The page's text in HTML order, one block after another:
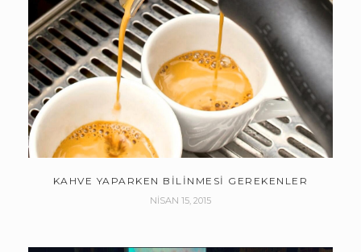
KAHVE YAPARKEN BILINMESI GEREKENLER
NISAN 15, 2015